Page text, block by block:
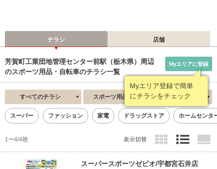
チラシ 店舗
芳賀町工業団地管理センター前駅（栃木県）周辺
のスポーツ用品・自転車のチラシ一覧
Myエリア登録で簡単
にチラシをチェック
Myエリアに登録
すべてのチラシ スポーツ用品・自転車 新着順
スーパー ファッション 家電 ドラッグストア ホームセンタ
1〜4/4枚 表示切替
スーパースポーツゼビオ/宇都宮石井店